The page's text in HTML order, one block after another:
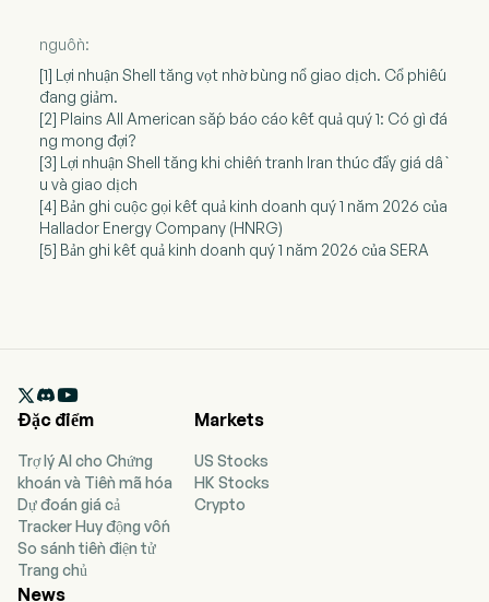
nguồn:
[1] Lợi nhuận Shell tăng vọt nhờ bùng nổ giao dịch. Cổ phiếu
đang giảm.
[2] Plains All American sắp báo cáo kết quả quý 1: Có gì đá
ng mong đợi?
[3] Lợi nhuận Shell tăng khi chiến tranh Iran thúc đẩy giá dầ
u và giao dịch
[4] Bản ghi cuộc gọi kết quả kinh doanh quý 1 năm 2026 của
Hallador Energy Company (HNRG)
[5] Bản ghi kết quả kinh doanh quý 1 năm 2026 của SERA

Đặc điểm
Trợ lý AI cho Chứng
khoán và Tiền mã hóa
Dự đoán giá cả
Tracker Huy động vốn
So sánh tiền điện tử
Trang chủ
Markets
US Stocks
HK Stocks
Crypto
News